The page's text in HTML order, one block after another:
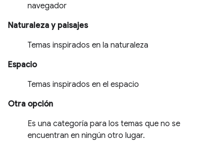
navegador
Naturaleza y paisajes
Temas inspirados en la naturaleza
Espacio
Temas inspirados en el espacio
Otra opción
Es una categoría para los temas que no se
encuentran en ningún otro lugar.